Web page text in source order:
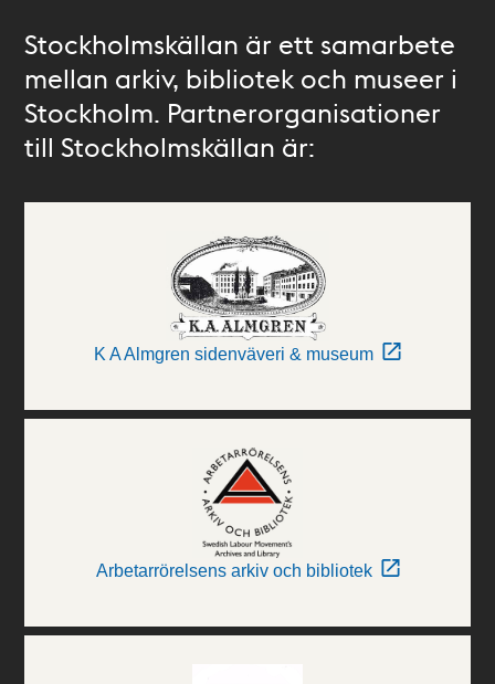
Stockholmskällan är ett samarbete
mellan arkiv, bibliotek och museer i
Stockholm. Partnerorganisationer
till Stockholmskällan är:
K A Almgren sidenväveri & museum
Arbetarrörelsens arkiv och bibliotek